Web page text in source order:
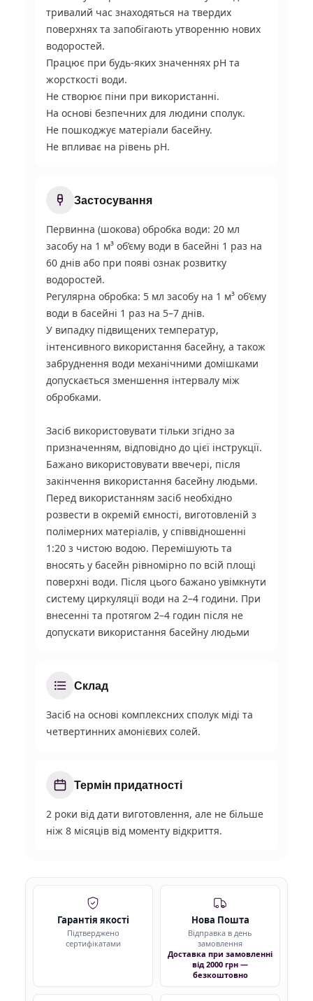
тривалий час знаходяться на твердих
поверхнях та запобігають утворенню нових
водоростей.
Працює при будь-яких значеннях рН та
жорсткості води.
Не створює піни при використанні.
На основі безпечних для людини сполук.
Не пошкоджує матеріали басейну.
Не впливає на рівень рН.
Застосування
Первинна (шокова) обробка води: 20 мл
засобу на 1 м³ об’єму води в басейні 1 раз на
60 днів або при появі ознак розвитку
водоростей.
Регулярна обробка: 5 мл засобу на 1 м³ об’єму
води в басейні 1 раз на 5–7 днів.
У випадку підвищених температур,
інтенсивного використання басейну, а також
забруднення води механічними домішками
допускається зменшення інтервалу між
обробками.
Засіб використовувати тільки згідно за
призначенням, відповідно до цієї інструкції.
Бажано використовувати ввечері, після
закінчення використання басейну людьми.
Перед використанням засіб необхідно
розвести в окремій ємності, виготовленій з
полімерних матеріалів, у співвідношенні
1:20 з чистою водою. Перемішують та
вносять у басейн рівномірно по всій площі
поверхні води. Після цього бажано увімкнути
систему циркуляції води на 2–4 години. При
внесенні та протягом 2–4 годин після не
допускати використання басейну людьми
Склад
Засіб на основі комплексних сполук міді та
четвертинних амонієвих солей.
Термін придатності
2 роки від дати виготовлення, але не більше
ніж 8 місяців від моменту відкриття.
Гарантія якості
Підтверджено
сертифікатами
Нова Пошта
Відправка в день
замовлення
Доставка при замовленні
від 2000 грн —
безкоштовно